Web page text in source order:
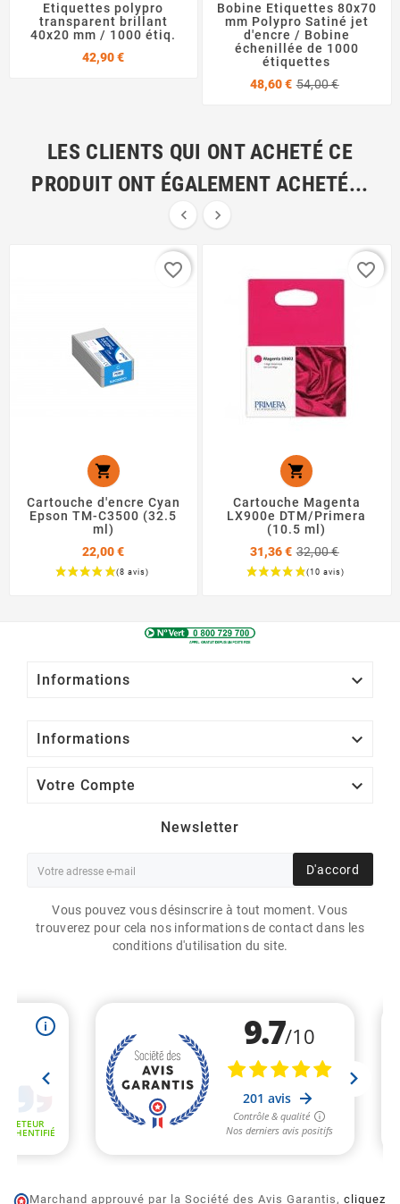
Etiquettes polypro
transparent brillant
40x20 mm / 1000 étiq.
42,90 €Prix
Bobine Etiquettes 80x70
mm Polypro Satiné jet
d'encre / Bobine
échenillée de 1000
étiquettes
48,60 € 54,00 €
LES CLIENTS QUI ONT ACHETÉ CE
PRODUIT ONT ÉGALEMENT ACHETÉ...
 

Cartouche d'encre Cyan
Epson TM-C3500 (32.5
ml)
22,00 €
Prix
favorite_border

Cartouche Magenta
LX900e DTM/Primera
(10.5 ml)
31,36 € 32,00 €
base
Prix
favorite_border
DÉCOUPE RONDES DIAM.
Informations 
Informations 
Votre Compte 
Newsletter
D'accord
Vous pouvez vous désinscrire à tout moment. Vous
trouverez pour cela nos informations de contact dans les
conditions d'utilisation du site.
Marchand approuvé par la Société des Avis Garantis, cliquez